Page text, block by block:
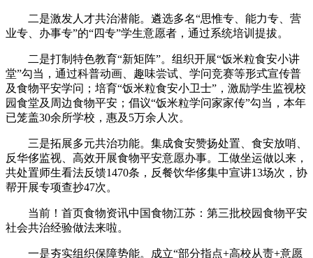
二是激发人才共治潜能。遴选多名“思惟专、能力专、营
业专、办事专”的“四专”学生意愿者，通过系统培训提拔。
二是打制特色教育“新矩阵”。组织开展“饭米粒食安小讲
堂”勾当，通过科普动画、趣味尝试、学问竞赛等形式宣传普
及食物平安学问；培育“饭米粒食安小卫士”，激励学生监视校
园食堂及周边食物平安；倡议“饭米粒学问家家传”勾当，本年
已笼盖30余所学校，惠及5万余人次。
三是拓展多元共治功能。集成食安赞扬处置、食安放哨、
反华侈监视、高效开展食物平安意愿办事。工做坐运做以来，
共处置师生看法反馈1470条，反餐饮华侈集中宣讲13场次，协
帮开展专项查抄47次。
当前！首页食物资讯中国食物江苏：第三批校园食物平安
社会共治经验做法来啦。
一是夯实组织保障势能。成立“部分指点+高校从责+意愿